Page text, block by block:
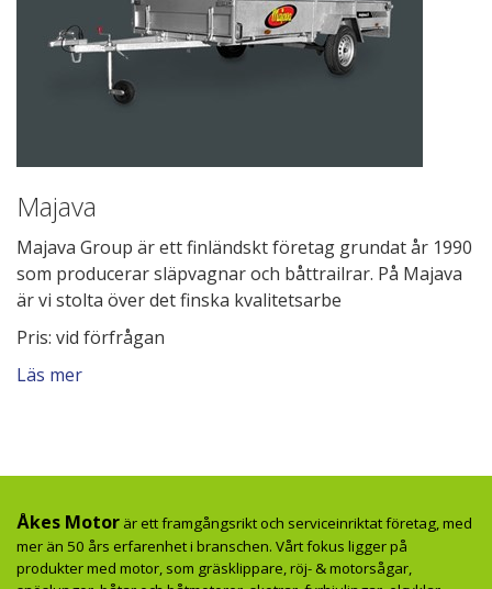
Majava
Majava Group är ett finländskt företag grundat år 1990
som producerar släpvagnar och båttrailrar. På Majava
är vi stolta över det finska kvalitetsarbe
Pris: vid förfrågan
Läs mer
Åkes Motor är ett framgångsrikt och serviceinriktat företag, med
mer än 50 års erfarenhet i branschen. Vårt fokus ligger på
produkter med motor, som gräsklippare, röj- & motorsågar,